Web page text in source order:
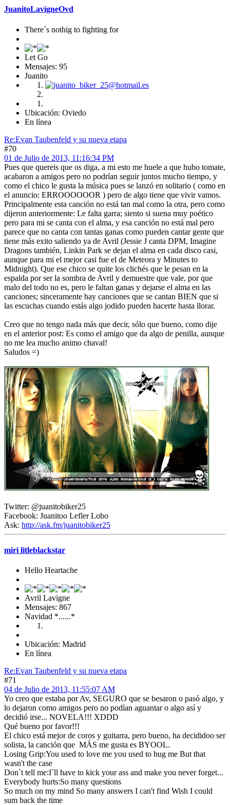
JuanitoLavigneOvd
There´s nothig to fighting for
Let Go
Mensajes: 95
Juanito
Ubicación: Oviedo
En línea
Re:Evan Taubenfeld y su nueva etapa
#70
01 de Julio de 2013, 11:16:34 PM
Pues que quereis que os diga, a mi esto me huele a que hubo tomate,
acabaron a amigos pero no podrían seguir juntos mucho tiempo, y
como el chico le gusta la música pues se lanzó en solitario ( como en
el anuncio: ERROOOOOOR ) pero de algo tiene que vivir vamos.
Principalmente esta canción no está tan mal como la otra, pero como
dijeron anteriormente: Le falta garra; siento si suena muy poético
pero para mi se canta con el alma, y esa canción no está mal pero
parece que no canta con tantas ganas como pueden cantar gente que
tiene más exito saliendo ya de Avril (Jessie J canta DPM, Imagine
Dragons también, Linkin Park se dejan el alma en cada disco casi,
aunque para mi el mejor casi fue el de Meteora y Minutes to
Midnight). Que ese chico se quite los clichés que le pesan en la
espalda por ser la sombra de Avril y demuestre que vale, por que
malo del todo no es, pero le faltan ganas y dejarse el alma en las
canciones; sinceramente hay canciones que se cantan BIEN que si
las escuchas cuando estás algo jodido pueden hacerte hasta llorar.
Creo que no tengo nada más que decir, sólo que bueno, como dije
en el anterior post: Es como el amigo que da algo de penilla, aunque
no me lea mucho animo chaval!
Saludos =)
Twitter: @juanitobiker25
Facebook: Juanitoo Lefler Lobo
Ask: http://ask.fm/juanitobiker25
miri litleblackstar
Hello Heartache
Avril Lavigne
Mensajes: 867
Navidad *......*
Ubicación: Madrid
En línea
Re:Evan Taubenfeld y su nueva etapa
#71
04 de Julio de 2013, 11:55:07 AM
Yo creo que estaba por Av, SEGURO que se besaron o pasó algo, y
lo dejaron como amigos pero no podían aguantar o algo así y
decidió irse... NOVELA!!! XDDD
Qué bueno por favor!!!
El chico está mejor de coros y guitarra, pero bueno, ha decididoo ser
solista, la canción que MÁS me gusta es BYOOL.
Losing Grip:You used to love me you used to hug me But that
wasn't the case
Don`t tell me:I´ll have to kick your ass and make you never forget...
Everybody hurts:So many questions
So much on my mind So many answers I can't find Wish I could
sum back the time